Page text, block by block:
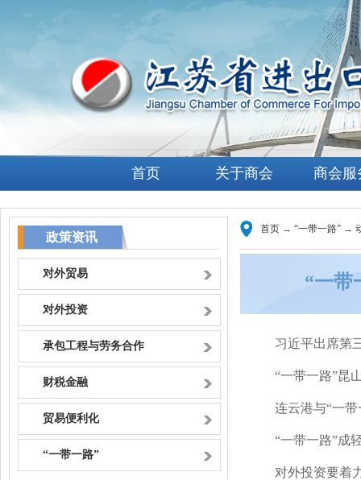
首页 关于商会 商会服
政策资讯
对外贸易
对外投资
承包工程与劳务合作
财税金融
贸易便利化
“一带一路”
首页 → “一带一路” →
“一带
习近平出席第
“一带一路”昆
连云港与“一
“一带一路”成
对外投资要着